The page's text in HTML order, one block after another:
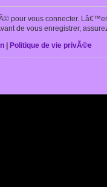
pour vous connecter.
de vous enregistrer,
Politique de vie privÃ©e